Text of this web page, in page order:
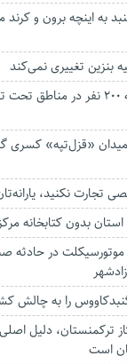
به اینچه برون و
بنزین تغییری نمی‌کند
امدادرسانی به ۲۰۰ نفر در
میدان «قزل‌تپه» کسری
نکنید،
استان بدون کتابخانه
در حادثه
را به چالش
ترکمنستان، دلیل
است